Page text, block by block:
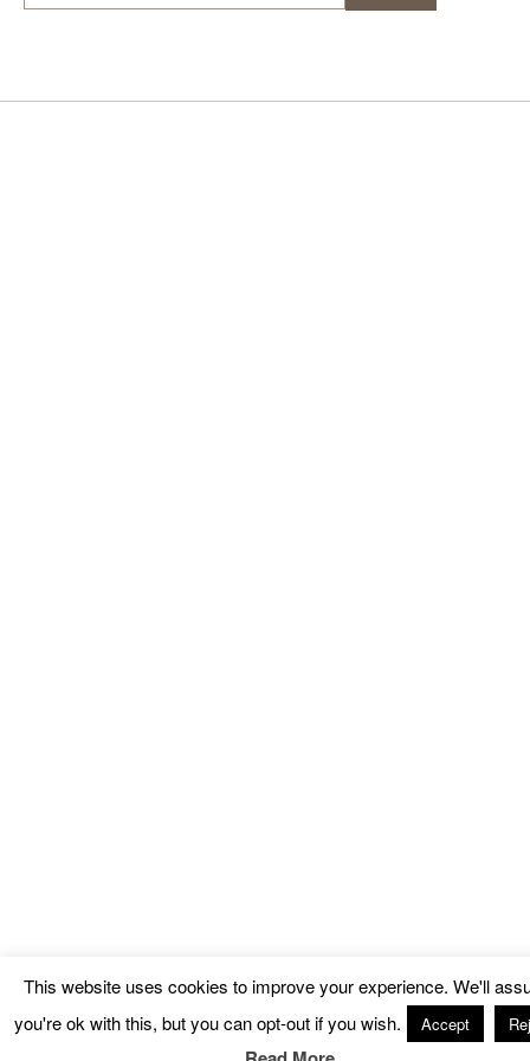
This website uses cookies to improve your experience. We'll
you're ok with this, but you can opt-out if you wish.
Accept